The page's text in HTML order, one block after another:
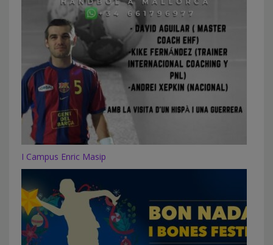
I Campus Enric Masip